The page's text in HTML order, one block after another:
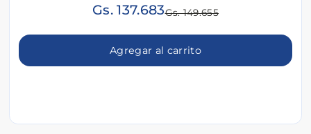
Gs. 137.683Gs. 149.655
Agregar al carrito